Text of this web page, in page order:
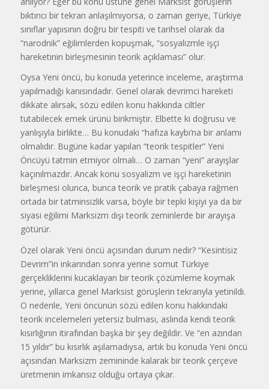
bıktırıcı bir tekrarı anlaşılmıyorsa, o zaman geriye, Türkiye
sınıflar yapısının doğru bir tespiti ve tarihsel olarak da
“narodnik” eğilimlerden kopuşmak, “sosyalizmle işçi
hareketinin birleşmesinin teorik açıklaması” olur.
Oysa Yeni öncü, bu konuda yeterince inceleme, araştırma
yapılmadığı kanısındadır. Genel olarak devrimci hareketi
dikkate alırsak, sözü edilen konu hakkında ciltler
tutabilecek emek ürünü birikmiştir. Elbette ki doğrusu ve
yanlışıyla birlikte… Bu konudaki “hafıza kaybı’na bir anlamı
olmalıdır. Bugüne kadar yapılan “teorik tespitler” Yeni
Öncüyü tatmin etmiyor olmalı… O zaman “yeni” arayışlar
kaçınılmazdır. Ancak konu sosyalizm ve işçi hareketinin
birleşmesi olunca, bunca teorik ve pratik çabaya rağmen
ortada bir tatminsizlik varsa, böyle bir tepki kişiyi ya da bir
siyasi eğilimi Marksizm dışı teorik zeminlerde bir arayışa
götürür.
Özel olarak Yeni öncü açısından durum nedir? “Kesintisiz
Devrim”in inkarından sonra yerine somut Türkiye
gerçekliklerini kucaklayan bir teorik çözümleme koymak
yerine, yıllarca genel Marksist görüşlerin tekrarıyla yetinildi.
O nedenle, Yeni öncünün sözü edilen konu hakkındaki
teorik incelemeleri yetersiz bulması, aslında kendi teorik
kısırlığının itirafından başka bir şey değildir. Ve “en azından
15 yıldır” bu kısırlık aşılamadıysa, artık bu konuda Yeni öncü
açısından Marksizm zemininde kalarak bir teorik çerçeve
üretmenin imkansız olduğu ortaya çıkar.